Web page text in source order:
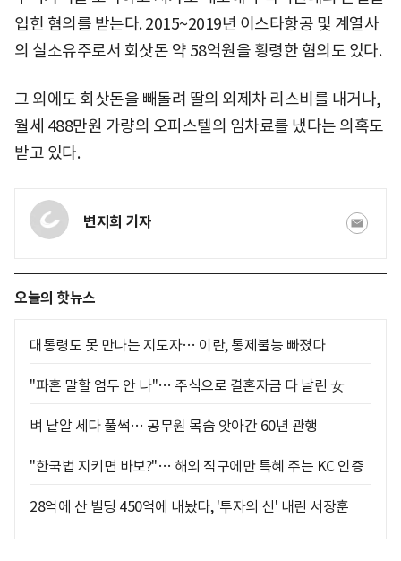
입힌 혐의를 받는다. 2015~2019년 이스타항공 및 계열사
의 실소유주로서 회삿돈 약 58억원을 횡령한 혐의도 있다.
그 외에도 회삿돈을 빼돌려 딸의 외제차 리스비를 내거나,
월세 488만원 가량의 오피스텔의 임차료를 냈다는 의혹도
받고 있다.
변지희 기자
오늘의 핫뉴스
대통령도 못 만나는 지도자… 이란, 통제불능 빠졌다
"파혼 말할 엄두 안 나"… 주식으로 결혼자금 다 날린 女
벼 낱알 세다 풀썩… 공무원 목숨 앗아간 60년 관행
"한국법 지키면 바보?"… 해외 직구에만 특혜 주는 KC 인증
28억에 산 빌딩 450억에 내놨다, '투자의 신' 내린 서장훈